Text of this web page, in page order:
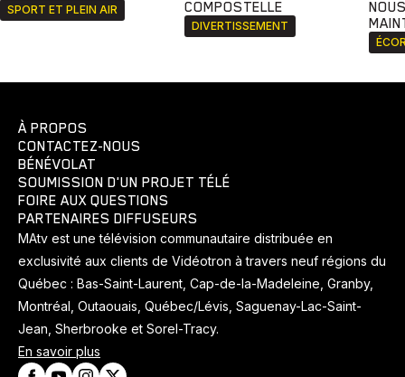
SPORT ET PLEIN AIR
COMPOSTELLE
DIVERTISSEMENT
À PROPOS
CONTACTEZ-NOUS
BÉNÉVOLAT
SOUMISSION D'UN PROJET TÉLÉ
FOIRE AUX QUESTIONS
PARTENAIRES DIFFUSEURS
MAtv est une télévision communautaire distribuée en
exclusivité aux clients de Vidéotron à travers neuf régions du
Québec : Bas-Saint-Laurent, Cap-de-la-Madeleine, Granby,
Montréal, Outaouais, Québec/Lévis, Saguenay-Lac-Saint-
Jean, Sherbrooke et Sorel-Tracy.
En savoir plus